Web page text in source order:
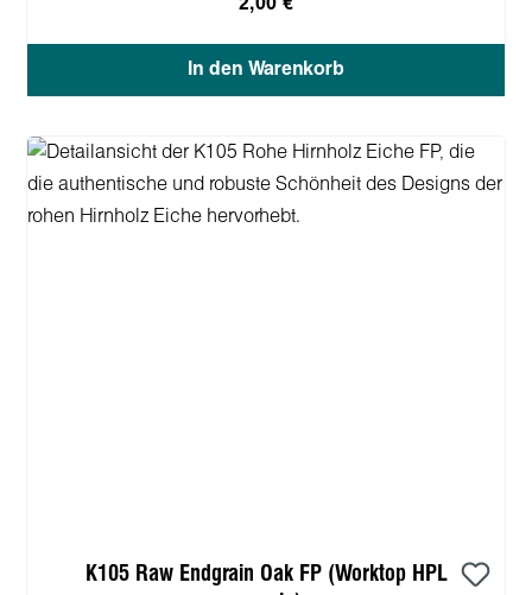
2,00 €
In den Warenkorb
K105 Raw Endgrain Oak FP (Worktop HPL